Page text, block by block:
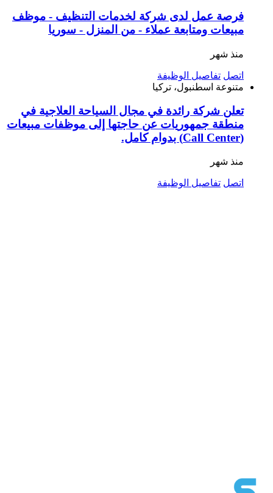
فرصة عمل لدى شركة لخدمات التنظيف - موظف
مبيعات ومتابعة عملاء - من المنزل - سوريا
منذ شهر
اتصل تفاصيل الوظيفة
متنوعة اسطنبول، تركيا
تعلن شركة رائدة في مجال السياحة العلاجية في
منطقة جمهوريات عن حاجتها إلى موظفات مبيعات
(Call Center) بدوام كامل.
منذ شهر
اتصل تفاصيل الوظيفة